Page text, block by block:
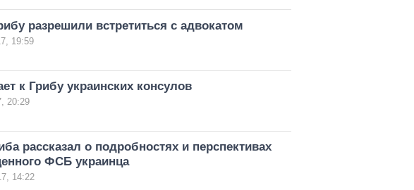
разрешили встретиться с адвокатом
19:59
к Грибу украинских консулов
20:29
рассказал о подробностях и перспективах
ФСБ украинца
14:22